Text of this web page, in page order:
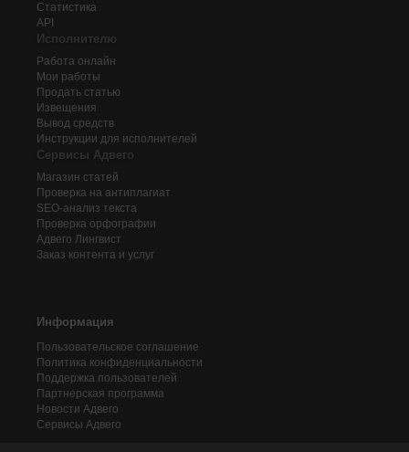
Статистика
API
Исполнителю
Работа онлайн
Мои работы
Продать статью
Извещения
Вывод средств
Инструкции для исполнителей
Сервисы Адвего
Магазин статей
Проверка на антиплагиат
SEO-анализ текста
Проверка орфографии
Адвего Лингвист
Заказ контента и услуг
Информация
Пользовательское соглашение
Политика конфиденциальности
Поддержка пользователей
Партнерская программа
Новости Адвего
Сервисы Адвего